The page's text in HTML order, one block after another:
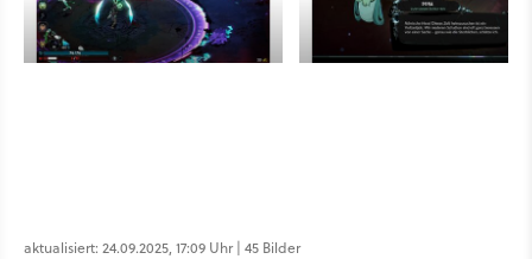
aktualisiert: 24.09.2025, 17:09 Uhr | 45 Bilder